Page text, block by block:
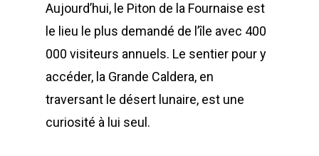
Aujourd’hui, le Piton de la Fournaise est
le lieu le plus demandé de l’île avec 400
000 visiteurs annuels. Le sentier pour y
accéder, la Grande Caldera, en
traversant le désert lunaire, est une
curiosité à lui seul.